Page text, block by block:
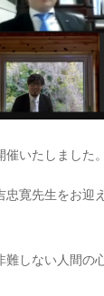
いたしました。
忠寛先生をお
しない人間の